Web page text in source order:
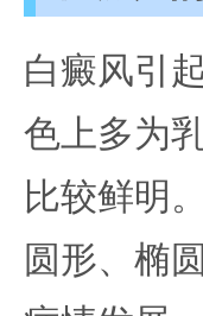
白癜风引
色上多为
比较鲜明
圆形、椭